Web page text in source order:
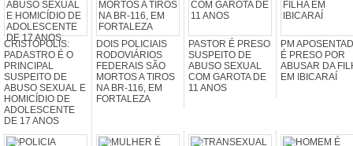
CRISTÓPOLIS:
PADASTRO É O
PRINCIPAL
SUSPEITO DE
ABUSO SEXUAL E
HOMICÍDIO DE
ADOLESCENTE
DE 17 ANOS
DOIS POLICIAIS
RODOVIÁRIOS
FEDERAIS SÃO
MORTOS A TIROS
NA BR-116, EM
FORTALEZA
PASTOR É PRESO
SUSPEITO DE
ABUSO SEXUAL
COM GAROTA DE
11 ANOS
PM
É PRESO POR
ABUSAR DA
EM IBICARAÍ